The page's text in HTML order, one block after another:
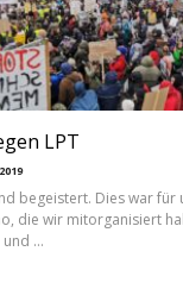
LPT
begeistert. Dies war für
die wir mitorganisiert
und …